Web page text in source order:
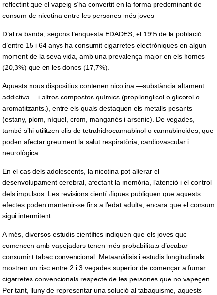
reflectint que el vapeig s’ha convertit en la forma predominant de
consum de nicotina entre les persones més joves.
D’altra banda, segons l’enquesta EDADES, el 19% de la població
d’entre 15 i 64 anys ha consumit cigarretes electròniques en algun
moment de la seva vida, amb una prevalença major en els homes
(20,3%) que en les dones (17,7%).
Aquests nous dispositius contenen nicotina —substància altament
addictiva— i altres compostos químics (propilenglicol o glicerol o
aromatitzants.), entre els quals destaquen els metalls pesants
(estany, plom, níquel, crom, manganès i arsènic). De vegades,
també s’hi utilitzen olis de tetrahidrocannabinol o cannabinoides, que
poden afectar greument la salut respiratòria, cardiovascular i
neurològica.
En el cas dels adolescents, la nicotina pot alterar el
desenvolupament cerebral, afectant la memòria, l’atenció i el control
dels impulsos. Les revisions cientí¬fiques publiquen que aquests
efectes poden mantenir-se fins a l’edat adulta, encara que el consum
sigui intermitent.
A més, diversos estudis científics indiquen que els joves que
comencen amb vapejadors tenen més probabilitats d’acabar
consumint tabac convencional. Metaanàlisis i estudis longitudinals
mostren un risc entre 2 i 3 vegades superior de començar a fumar
cigarretes convencionals respecte de les persones que no vapegen.
Per tant, lluny de representar una solució al tabaquisme, aquests